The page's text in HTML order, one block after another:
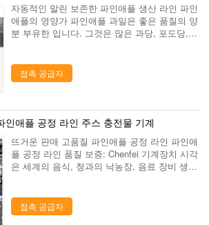
자동적인 말린 보존한 파인애플 생산 라인 파인
애플의 영양가 파인애플 과일은 좋은 품질의 양
분 부유한 입니다. 그것은 많은 과당, 포도당,
유한 풍미, 달콤하고 신 맛, 파...
접촉 공급자
인애플 공정 라인 주스 충전물 기계
뜨거운 판매 고품질 파인애플 공정 라인 파인애
플 공정 라인 품질 보증: Chenfei 기계장치 시각
은 세계의 음식, 청과의 낙농장, 음료 장비 생산
라인을 가공하는 망고와 파인애...
접촉 공급자